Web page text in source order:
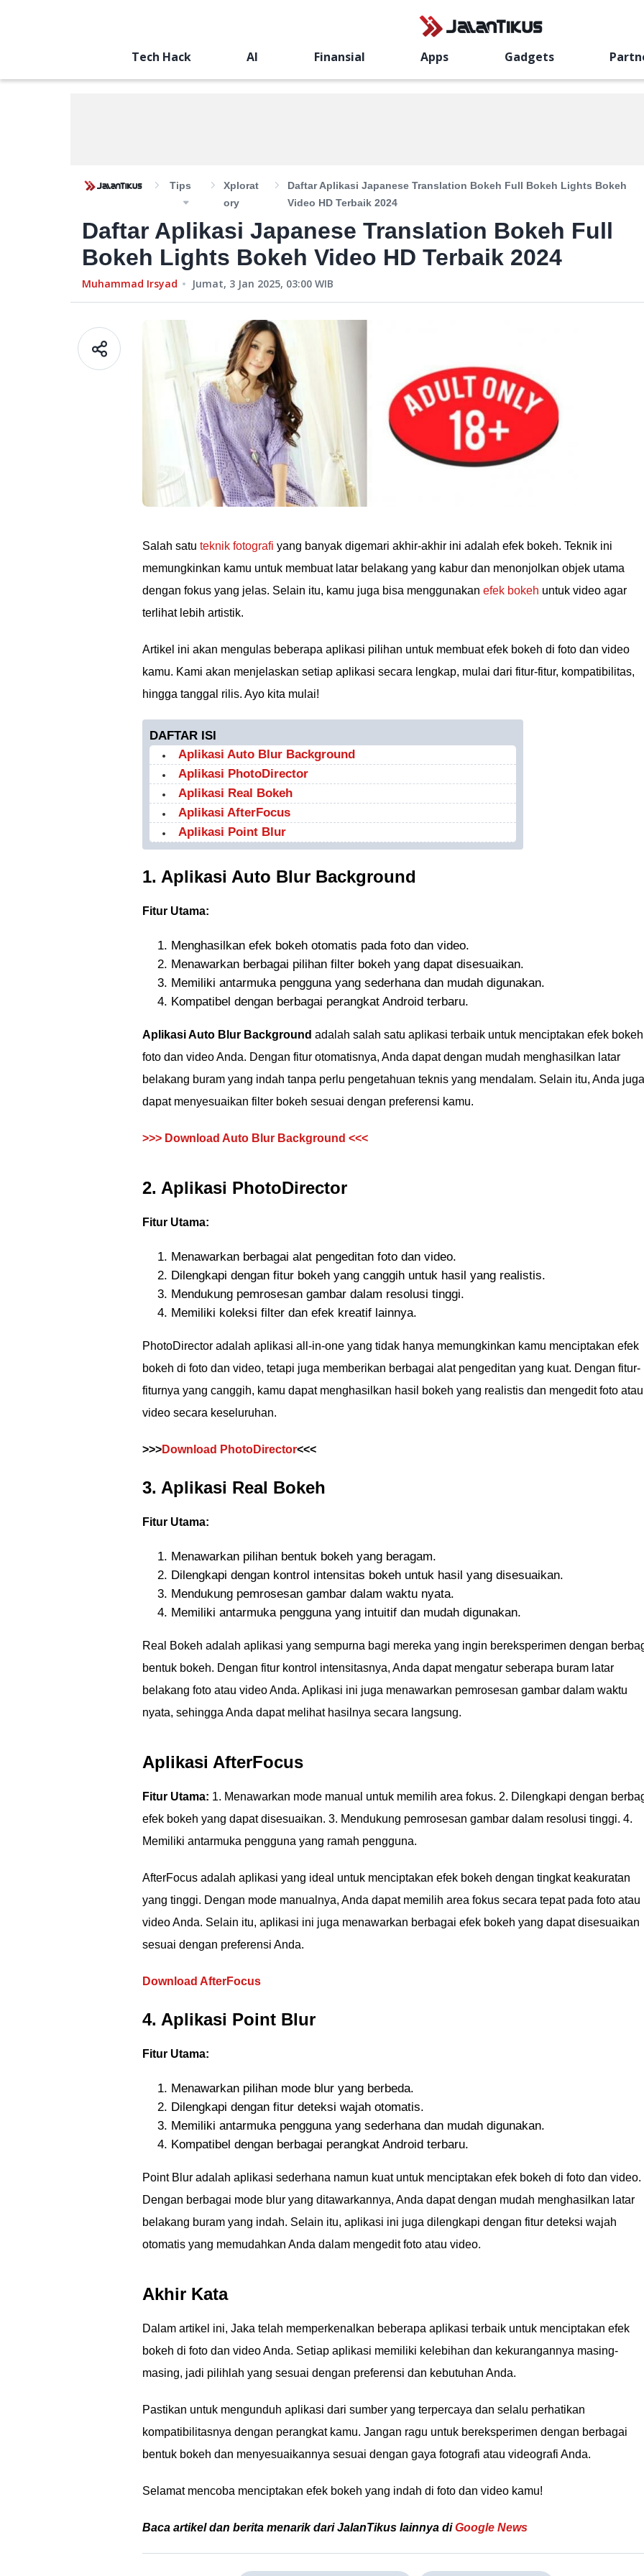
Tech Hack AI Finansial Apps Gadgets
Tips
Xplorat
Ory
Daftar Aplikasi Japanese Translation Bokeh Full Bokeh Lights Bokeh
Video HD Terbaik 2024
Daftar Aplikasi Japanese Translation Bokeh Full
Bokeh Lights Bokeh Video HD Terbaik 2024
Muhammad Irsyad Jumat, 3 Jan 2025, 03:00 WIB
Salah satu teknik fotografi yang banyak digemari akhir-akhir ini adalah efek bokeh. Teknik ini
memungkinkan kamu untuk membuat latar belakang yang kabur dan menonjolkan objek utama
dengan fokus yang jelas. Selain itu, kamu juga bisa menggunakan efek bokeh untuk video agar
terlihat lebih artistik.
Artikel ini akan mengulas beberapa aplikasi pilihan untuk membuat efek bokeh di foto dan video
kamu. Kami akan menjelaskan setiap aplikasi secara lengkap, mulai dari fitur-fitur, kompatibilitas,
hingga tanggal rilis. Ayo kita mulai!
DAFTAR ISI
Aplikasi Auto Blur Background
Aplikasi PhotoDirector
Aplikasi Real Bokeh
Aplikasi AfterFocus
Aplikasi Point Blur
1. Aplikasi Auto Blur Background
Fitur Utama:
Menghasilkan efek bokeh otomatis pada foto dan video.
Menawarkan berbagai pilihan filter bokeh yang dapat disesuaikan.
Memiliki antarmuka pengguna yang sederhana dan mudah digunakan.
Kompatibel dengan berbagai perangkat Android terbaru.
Aplikasi Auto Blur Background adalah salah satu aplikasi terbaik untuk menciptakan efek
foto dan video Anda. Dengan fitur otomatisnya, Anda dapat dengan mudah menghasilkan latar
belakang buram yang indah tanpa perlu pengetahuan teknis yang mendalam. Selain itu, Anda juga
dapat menyesuaikan filter bokeh sesuai dengan preferensi kamu.
>>> Download Auto Blur Background <<<
2. Aplikasi PhotoDirector
Fitur Utama:
Menawarkan berbagai alat pengeditan foto dan video.
Dilengkapi dengan fitur bokeh yang canggih untuk hasil yang realistis.
Mendukung pemrosesan gambar dalam resolusi tinggi.
Memiliki koleksi filter dan efek kreatif lainnya.
PhotoDirector adalah aplikasi all-in-one yang tidak hanya memungkinkan kamu menciptakan efek
bokeh di foto dan video, tetapi juga memberikan berbagai alat pengeditan yang kuat. Dengan fitur-
fiturnya yang canggih, kamu dapat menghasilkan hasil bokeh yang realistis dan mengedit foto atau
video secara keseluruhan.
>>>Download PhotoDirector<<<
3. Aplikasi Real Bokeh
Fitur Utama:
Menawarkan pilihan bentuk bokeh yang beragam.
Dilengkapi dengan kontrol intensitas bokeh untuk hasil yang disesuaikan.
Mendukung pemrosesan gambar dalam waktu nyata.
Memiliki antarmuka pengguna yang intuitif dan mudah digunakan.
Real Bokeh adalah aplikasi yang sempurna bagi mereka yang ingin bereksperimen dengan
bentuk bokeh. Dengan fitur kontrol intensitasnya, Anda dapat mengatur seberapa buram latar
belakang foto atau video Anda. Aplikasi ini juga menawarkan pemrosesan gambar dalam waktu
nyata, sehingga Anda dapat melihat hasilnya secara langsung.
Aplikasi AfterFocus
Fitur Utama: 1. Menawarkan mode manual untuk memilih area fokus. 2. Dilengkapi dengan
efek bokeh yang dapat disesuaikan. 3. Mendukung pemrosesan gambar dalam resolusi tinggi. 4.
Memiliki antarmuka pengguna yang ramah pengguna.
AfterFocus adalah aplikasi yang ideal untuk menciptakan efek bokeh dengan tingkat keakuratan
yang tinggi. Dengan mode manualnya, Anda dapat memilih area fokus secara tepat pada foto atau
video Anda. Selain itu, aplikasi ini juga menawarkan berbagai efek bokeh yang dapat disesuaikan
sesuai dengan preferensi Anda.
Download AfterFocus
4. Aplikasi Point Blur
Fitur Utama:
Menawarkan pilihan mode blur yang berbeda.
Dilengkapi dengan fitur deteksi wajah otomatis.
Memiliki antarmuka pengguna yang sederhana dan mudah digunakan.
Kompatibel dengan berbagai perangkat Android terbaru.
Point Blur adalah aplikasi sederhana namun kuat untuk menciptakan efek bokeh di foto dan video.
Dengan berbagai mode blur yang ditawarkannya, Anda dapat dengan mudah menghasilkan latar
belakang buram yang indah. Selain itu, aplikasi ini juga dilengkapi dengan fitur deteksi wajah
otomatis yang memudahkan Anda dalam mengedit foto atau video.
Akhir Kata
Dalam artikel ini, Jaka telah memperkenalkan beberapa aplikasi terbaik untuk menciptakan efek
bokeh di foto dan video Anda. Setiap aplikasi memiliki kelebihan dan kekurangannya masing-
masing, jadi pilihlah yang sesuai dengan preferensi dan kebutuhan Anda.
Pastikan untuk mengunduh aplikasi dari sumber yang terpercaya dan selalu perhatikan
kompatibilitasnya dengan perangkat kamu. Jangan ragu untuk bereksperimen dengan berbagai
bentuk bokeh dan menyesuaikannya sesuai dengan gaya fotografi atau videografi Anda.
Selamat mencoba menciptakan efek bokeh yang indah di foto dan video kamu!
Baca artikel dan berita menarik dari JalanTikus lainnya diGoogle News